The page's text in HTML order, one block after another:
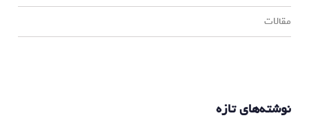
مقالات
نوشته‌های تازه